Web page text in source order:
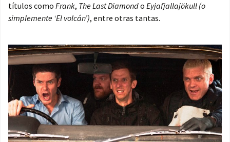
títulos como Frank, The Last Diamondo Eyjafjallajökull (o
simplemente ‘El volcán’), entre otras tantas.